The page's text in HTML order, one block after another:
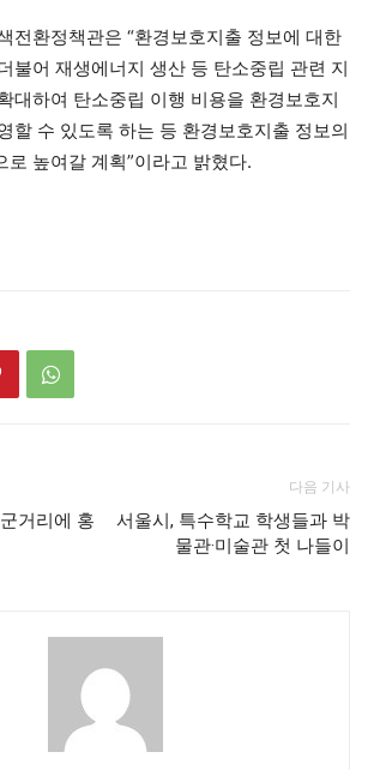
전환정책관은 “환경보호지출 정보에 대한
불어 재생에너지 생산 등 탄소중립 관련 지
대하여 탄소중립 이행 비용을 환경보호지
할 수 있도록 하는 등 환경보호지출 정보의
로 높여갈 계획”이라고 밝혔다.
거리에 홍
다음 기사
서울시, 특수학교 학생들과 박
물관·미술관 첫 나들이